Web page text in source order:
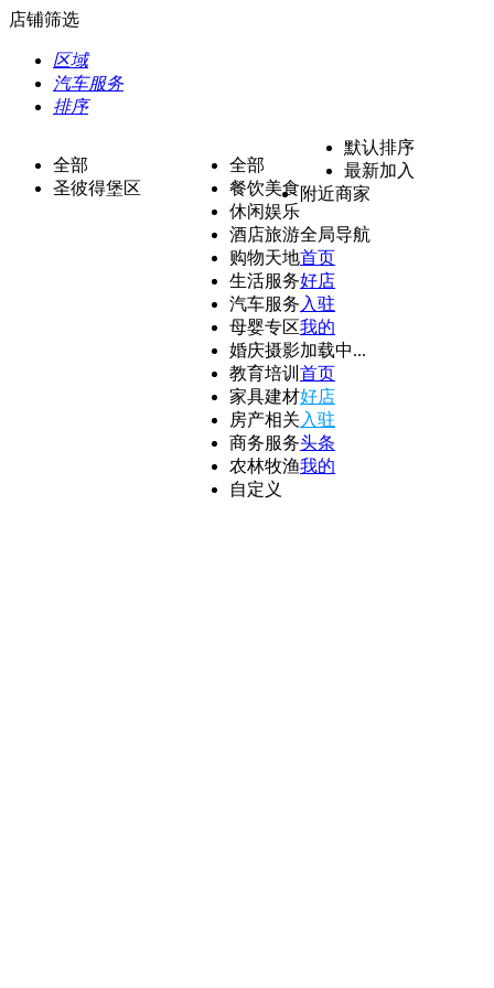
店铺筛选
区域
汽车服务
排序
全部
圣彼得堡区
全部
餐饮美食
休闲娱乐
酒店旅游
购物天地
生活服务
汽车服务
母婴专区
婚庆摄影
教育培训
家具建材
房产相关
商务服务
农林牧渔
自定义
默认排序
最新加入
附近商家
全局导航
首页
好店
入驻
我的
加载中...
首页
好店
入驻
头条
我的